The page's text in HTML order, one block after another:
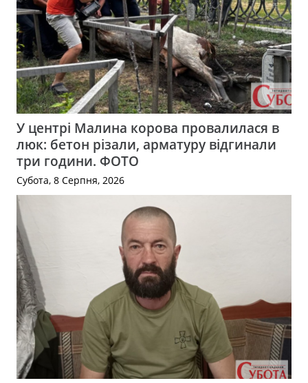
У центрі Малина корова провалилася в
люк: бетон різали, арматуру відгинали
три години. ФОТО
Субота, 8 Серпня, 2026